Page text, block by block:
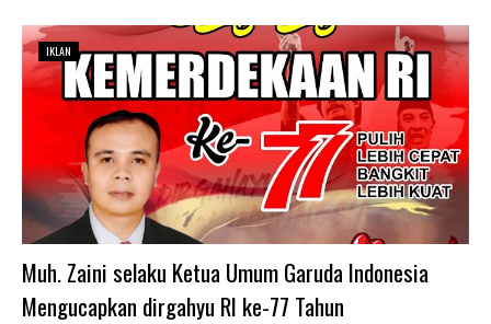
IKLAN
Muh. Zaini selaku Ketua Umum Garuda Indonesia
Mengucapkan dirgahyu RI ke-77 Tahun